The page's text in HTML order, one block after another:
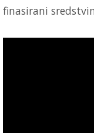
finasirani